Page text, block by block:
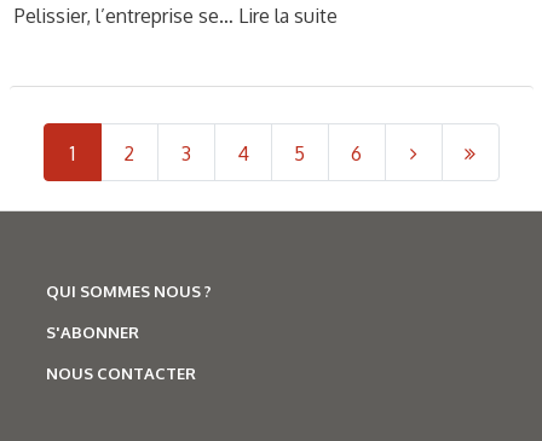
Pelissier, l’entreprise se… Lire la suite
1 2 3 4 5 6
QUI SOMMES NOUS ?
S'ABONNER
NOUS CONTACTER